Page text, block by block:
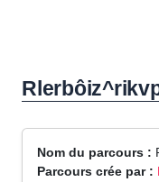
Nom du parcours :
Parcours crée par :